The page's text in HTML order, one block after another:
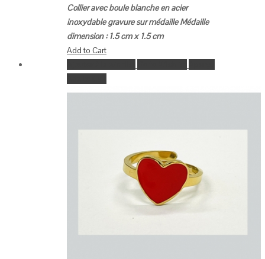
Collier avec boule blanche en acier
inoxydable gravure sur médaille Médaille
dimension : 1.5 cm x 1.5 cm
Add to Cart